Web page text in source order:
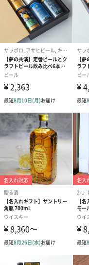
る事に成功し、大躍進を
から家業を引き継いだ二
ュワーとトミー・デュワ
ました。創業から170年
され続けています。
商品詳細情報
外装サイズ
アルコール度
数
40%
原材料
モルト
配送方法（常
温・冷凍・冷
蔵）
内容量／数量
750ml
注意事項
ます。